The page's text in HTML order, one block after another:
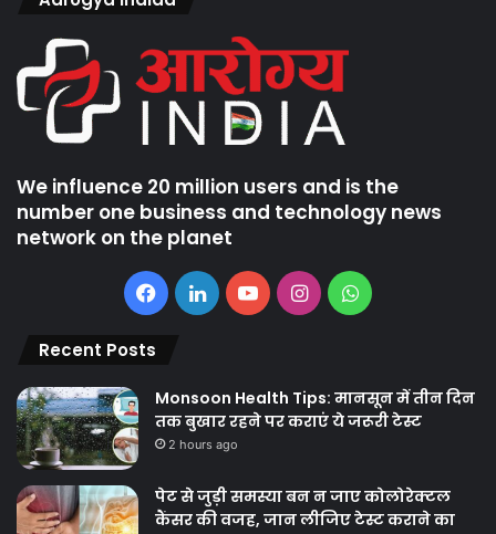
We influence 20 million users and is the
number one business and technology news
network on the planet
Facebook
LinkedInYouTubeInstagramWhatsApp
Recent Posts
Monsoon Health Tips: मानसून में तीन दिन
तक बुखार रहने पर कराएं ये जरूरी टेस्ट
2 hours ago
पेट से जुड़ी समस्या बन न जाए कोलोरेक्टल
कैंसर की वजह, जान लीजिए टेस्ट कराने का